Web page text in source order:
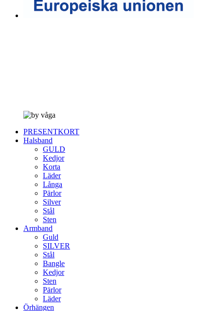
PRESENTKORT
Halsband
GULD
Kedjor
Korta
Läder
Långa
Pärlor
Silver
Stål
Sten
Armband
Guld
SILVER
Stål
Bangle
Kedjor
Sten
Pärlor
Läder
Örhängen